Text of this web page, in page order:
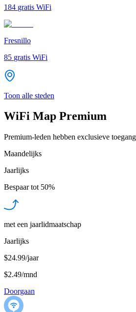
184 gratis WiFi
Fresnillo
85 gratis WiFi
Toon alle steden
WiFi Map Premium
Premium-leden hebben exclusieve
Maandelijks
Jaarlijks
Bespaar tot 50%
met een jaarlidmaatschap
Jaarlijks
$24.99/jaar
$2.49/mnd
Doorgaan